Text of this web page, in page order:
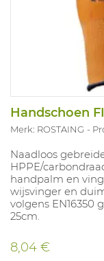
Handschoen
Merk: ROSTAING
Naadloos
HPPE/
handpalm en
wijsvinger en
volgens EN16350
25cm.
8,04 €